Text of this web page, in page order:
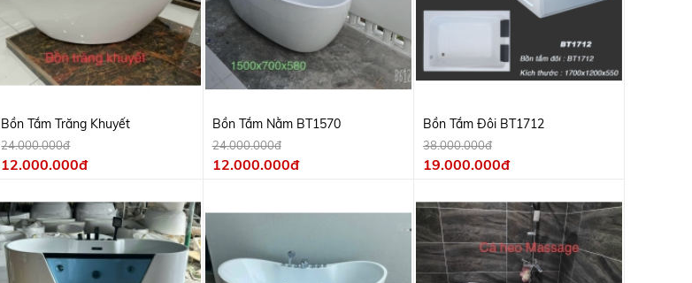
Bồn Tắm Trăng Khuyết
24.000.000đ
12.000.000đ
Bồn Tắm Nằm BT1570
24.000.000đ
12.000.000đ
Bồn Tắm Đôi BT1712
38.000.000đ
19.000.000đ